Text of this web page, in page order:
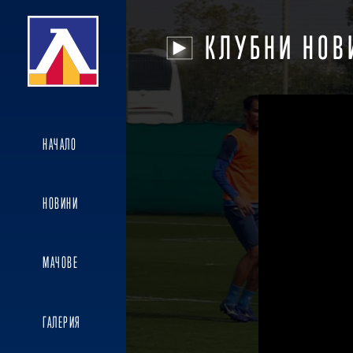
НАЧАЛО
НОВИНИ
МАЧОВЕ
ГАЛЕРИЯ
КЛУБНИ